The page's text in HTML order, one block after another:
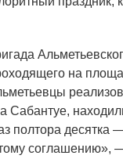
на
Сабантуе,
полтора десятка
соглашению»,